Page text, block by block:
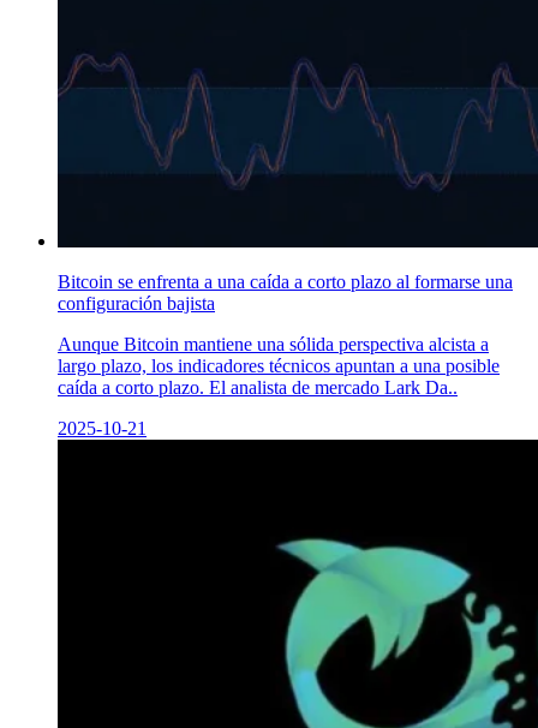
Bitcoin se enfrenta a una caída a corto plazo al formarse una
configuración bajista
Aunque Bitcoin mantiene una sólida perspectiva alcista a
largo plazo, los indicadores técnicos apuntan a una posible
caída a corto plazo. El analista de mercado Lark Da..
2025-10-21